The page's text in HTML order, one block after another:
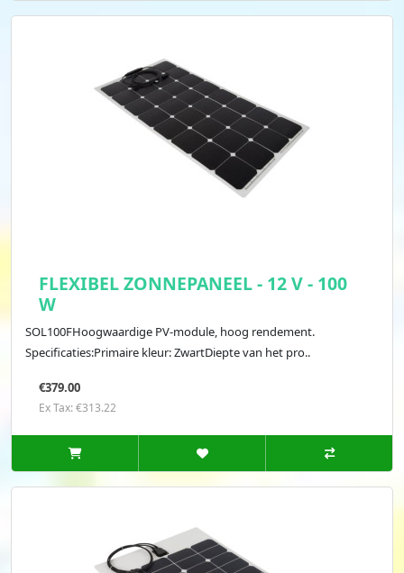
FLEXIBEL ZONNEPANEEL - 12 V - 100
W
SOL100FHoogwaardige PV-module, hoog rendement.
Specificaties:Primaire kleur: ZwartDiepte van het pro..
€379.00
Ex Tax: €313.22